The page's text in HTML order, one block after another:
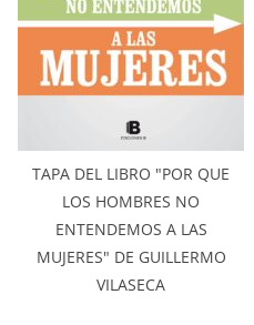
TAPA DEL LIBRO "POR QUE
LOS HOMBRES NO
ENTENDEMOS A LAS
MUJERES" DE GUILLERMO
VILASECA